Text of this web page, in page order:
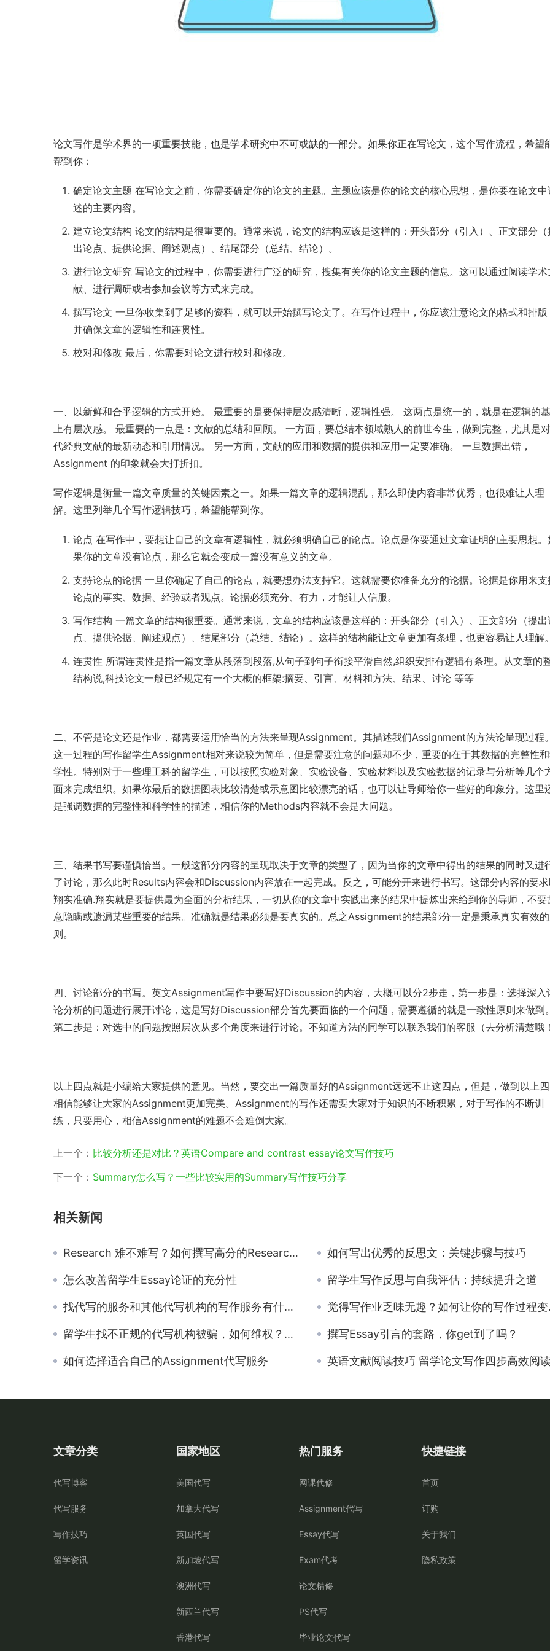
论文写作是学术界的一项重要技能，也是学术研究中不可或缺的一部分。如果你正在写论文，这个写作流程，希望
帮到你：
确定论文主题 在写论文之前，你需要确定你的论文的主题。主题应该是你的论文的核心思想，是你要在论文中
述的主要内容。
建立论文结构 论文的结构是很重要的。通常来说，论文的结构应该是这样的：开头部分（引入）、正文部分（
出论点、提供论据、阐述观点）、结尾部分（总结、结论）。
进行论文研究 写论文的过程中，你需要进行广泛的研究，搜集有关你的论文主题的信息。这可以通过阅读学术
献、进行调研或者参加会议等方式来完成。
撰写论文 一旦你收集到了足够的资料，就可以开始撰写论文了。在写作过程中，你应该注意论文的格式和排版
并确保文章的逻辑性和连贯性。
校对和修改 最后，你需要对论文进行校对和修改。
一、以新鲜和合乎逻辑的方式开始。 最重要的是要保持层次感清晰，逻辑性强。 这两点是统一的，就是在逻辑的
上有层次感。 最重要的一点是：文献的总结和回顾。 一方面，要总结本领域熟人的前世今生，做到完整，尤其是
代经典文献的最新动态和引用情况。 另一方面，文献的应用和数据的提供和应用一定要准确。 一旦数据出错，
Assignment 的印象就会大打折扣。
写作逻辑是衡量一篇文章质量的关键因素之一。如果一篇文章的逻辑混乱，那么即使内容非常优秀，也很难让人理
解。这里列举几个写作逻辑技巧，希望能帮到你。
论点 在写作中，要想让自己的文章有逻辑性，就必须明确自己的论点。论点是你要通过文章证明的主要思想。
果你的文章没有论点，那么它就会变成一篇没有意义的文章。
支持论点的论据 一旦你确定了自己的论点，就要想办法支持它。这就需要你准备充分的论据。论据是你用来支
论点的事实、数据、经验或者观点。论据必须充分、有力，才能让人信服。
写作结构 一篇文章的结构很重要。通常来说，文章的结构应该是这样的：开头部分（引入）、正文部分（提出
点、提供论据、阐述观点）、结尾部分（总结、结论）。这样的结构能让文章更加有条理，也更容易让人理解。
连贯性 所谓连贯性是指一篇文章从段落到段落,从句子到句子衔接平滑自然,组织安排有逻辑有条理。从文章的
结构说,科技论文一般已经规定有一个大概的框架:摘要、引言、材料和方法、结果、讨论 等等
二、不管是论文还是作业，都需要运用恰当的方法来呈现Assignment。其描述我们Assignment的方法论呈现过程。
这一过程的写作留学生Assignment相对来说较为简单，但是需要注意的问题却不少，重要的在于其数据的完整性
学性。特别对于一些理工科的留学生，可以按照实验对象、实验设备、实验材料以及实验数据的记录与分析等几个
面来完成组织。如果你最后的数据图表比较清楚或示意图比较漂亮的话，也可以让导师给你一些好的印象分。这里
是强调数据的完整性和科学性的描述，相信你的Methods内容就不会是大问题。
三、结果书写要谨慎恰当。一般这部分内容的呈现取决于文章的类型了，因为当你的文章中得出的结果的同时又进
了讨论，那么此时Results内容会和Discussion内容放在一起完成。反之，可能分开来进行书写。这部分内容的要
翔实准确.翔实就是要提供最为全面的分析结果，一切从你的文章中实践出来的结果中提炼出来给到你的导师，不要
意隐瞒或遗漏某些重要的结果。准确就是结果必须是要真实的。总之Assignment的结果部分一定是秉承真实有效
则。
四、讨论部分的书写。英文Assignment写作中要写好Discussion的内容，大概可以分2步走，第一步是：选择深入
论分析的问题进行展开讨论，这是写好Discussion部分首先要面临的一个问题，需要遵循的就是一致性原则来做到。
第二步是：对选中的问题按照层次从多个角度来进行讨论。不知道方法的同学可以联系我们的客服（去分析清楚哦！
以上四点就是小编给大家提供的意见。当然，要交出一篇质量好的Assignment远远不止这四点，但是，做到以上
相信能够让大家的Assignment更加完美。Assignment的写作还需要大家对于知识的不断积累，对于写作的不断训
练，只要用心，相信Assignment的难题不会难倒大家。
上一个： 比较分析还是对比？英语Compare and contrast essay论文写作技巧
下一个： Summary怎么写？一些比较实用的Summary写作技巧分享
相关新闻
Research 难不难写？如何撰写高分的Research Paper？ 如何写出优秀的反思文：关键步骤与技巧
怎么改善留学生Essay论证的充分性 留学生写作反思与自我评估：持续提升之道
找代写的服务和其他代写机构的写作服务有什么不一样 觉得写作业乏味无趣？如何让你的写作过程变得有趣？
留学生找不正规的代写机构被骗，如何维权？正规代写机构会不会有类似的情况发生？ 撰写Essay引言的套路，你get到了吗？
如何选择适合自己的Assignment代写服务 英语文献阅读技巧 留学论文写作四步高效阅读文献
文章分类
代写博客
代写服务
写作技巧
留学资讯
国家地区
美国代写
加拿大代写
英国代写
新加坡代写
澳洲代写
新西兰代写
香港代写
热门服务
网课代修
Assignment代写
Essay代写
Exam代考
论文精修
PS代写
毕业论文代写
快捷链接
首页
订购
关于我们
隐私政策